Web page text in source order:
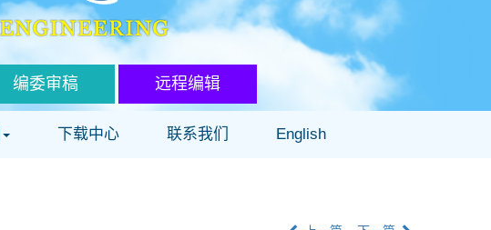
编委审稿 远程编辑
下载中心 联系我们 English